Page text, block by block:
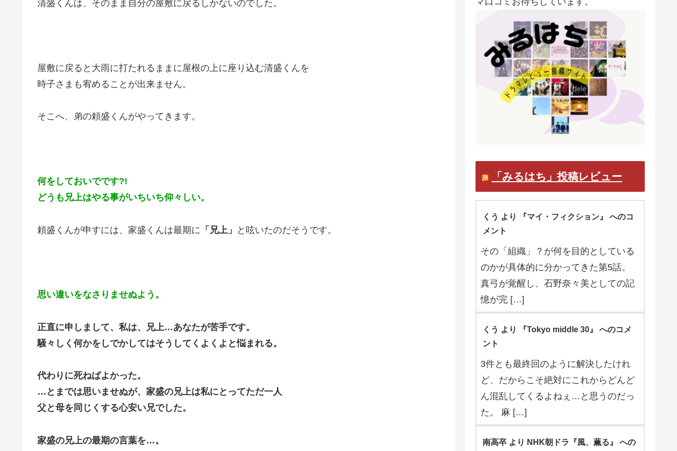
清盛くんは、そのまま自分の屋敷に戻るしかないのでした。
屋敷に戻ると大雨に打たれるままに屋根の上に座り込む清盛くんを
時子さまも宥めることが出来ません。
そこへ、弟の頼盛くんがやってきます。
何をしておいでです?!
どうも兄上はやる事がいちいち仰々しい。
頼盛くんが申すには、家盛くんは最期に 「兄上」 と呟いたのだそうです。
思い違いをなさりませぬよう。
正直に申しまして、私は、兄上…あなたが苦手です。
騒々しく何かをしでかしてはそうしてくよくよと悩まれる。
代わりに死ねばよかった。
…とまでは思いませぬが、家盛の兄上は私にとってただ一人
父と母を同じくする心安い兄でした。
家盛の兄上の最期の言葉を…。
「みるはち」投稿レビュー
くう より 『マイ・フィクション』 へのコ
メント
その「組織」？が何を目的としている
のかが具体的に分かってきた第5話。
真弓が覚醒し、石野奈々美としての記
憶が完 […]
くう より 『Tokyo middle 30』 へのコメ
ント
3件とも最終回のように解決したけれ
ど、だからこそ絶対にこれからどんど
ん混乱してくるよねぇ…と思うのだっ
た。 麻 […]
南高卒 より NHK朝ドラ『風、薫る』 への